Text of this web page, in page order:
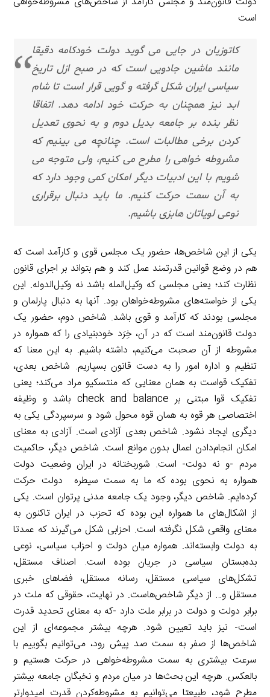
است
کاتوزیان در جایی می گوید دولت خودکامه دقیقا
مانند ماشین جادویی است که در صبح ازل تاریخ
سیاسی ایران شکل گرفته و گویی قرار است تا شام
ابد نیز همچنان به حرکت خود ادامه دهد. اتفاقا
نظر بنده بر جامعه بدیل دوم و به نحوی تعدیل
کردن برخی مطالبات است. چنانچه می بینیم که
مشروطه خواهی را مطرح می کنیم، ولی متوجه می
شویم با این ادبیات دیگر امکان کمی وجود دارد که
به آن سمت حرکت کنیم. ما باید دنبال برقراری
نوعی لویاتان هابزی باشیم.
یکی از این شاخص‌ها، حضور یک مجلس قوی و کارآمد است که
هم در وضع قوانین قدرتمند عمل کند و هم بتواند بر اجرای قانون
نظارت کند؛ یعنی مجلسی که وکیل‌المله باشد نه وکیل‌الدوله. این
یکی از خواسته‌های مشروطه‌خواهان بود. آنها به دنبال پارلمان و
مجلسی بودند که کارآمد و قوی باشد. شاخص دوم، حضور یک
دولت قانون‌مند است که در آن، خِرَد خودبنیادی را که همواره در
مشروطه از آن صحبت می‌کنیم، داشته باشیم‌. به این معنا که
تنظیم و اداره امور را به دست قانون بسپاریم. شاخص بعدی،
تفکیک قواست به همان معنایی که منتسکیو مراد می‌کند؛ یعنی
تفکیک قوا مبتنی بر check and balance باشد و وظیفه
اختصاصی هر قوه به همان قوه محول شود و سرسپردگی یکی به
دیگری ایجاد نشود. شاخص بعدی آزادی است. آزادی به معنای
امکان انجام‌دادن اعمال بدون موانع است. شاخص دیگر، حاکمیت
مردم -و نه دولت- است. شوربختانه در ایران وضعیت دولت
همواره به نحوی بوده که ما به سمت سیطره ‌ دولت حرکت
کرده‌ایم. شاخص دیگر، وجود یک جامعه مدنی پرتوان است. یکی
از اشکال‌های ما همواره این بوده که تحزب در ایران تاکنون به
معنای واقعی شکل نگرفته است. احزابی شکل می‌گیرند که عمدتا
به دولت وابسته‌اند. همواره میان دولت و احزاب سیاسی، نوعی
بده‌بستان سیاسی در جریان بوده است. اصناف مستقل،
تشکل‌های سیاسی مستقل، رسانه مستقل، فضاهای خبری
مستقل و‌… از دیگر شاخص‌هاست. در نهایت، حقوقی که ملت در
برابر دولت و دولت در برابر ملت دارد -‌که به معنای تحدید قدرت
است- نیز باید تعیین شود. هرچه بیشتر مجموعه‌ای از این
شاخص‌ها از صفر به سمت صد پیش رود، می‌توانیم بگوییم با
سرعت بیشتری به سمت مشروطه‌خواهی در حرکت هستیم و
بالعکس. هرچه این بحث‌ها در میان مردم و نخبگان جامعه بیشتر
مطرح شود، طبیعتا می‌توانیم به مشروطه‌کردن قدرت امیدوارتر